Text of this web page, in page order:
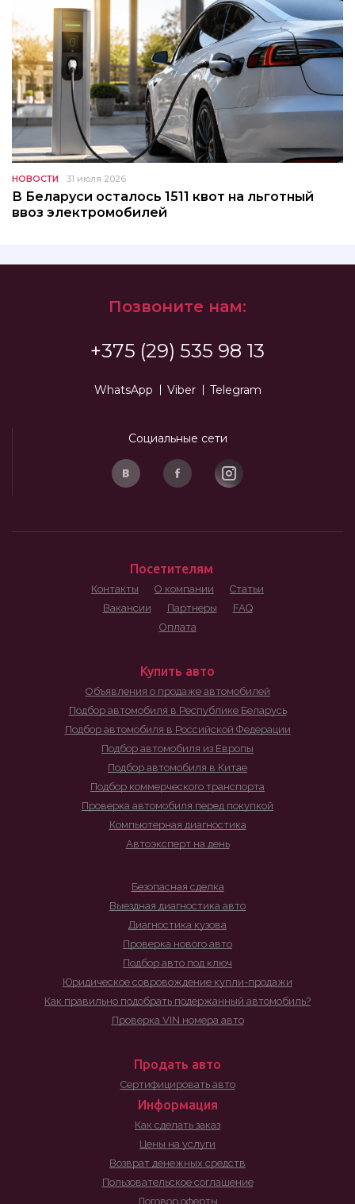
НОВОСТИ 31 июля 2026
В Беларуси осталось 1511 квот на льготный
ввоз электромобилей
Позвоните нам:
+375 (29) 535 98 13
WhatsApp Viber Telegram
Социальные сети
Посетителям
Контакты О компании
Статьи
Вакансии
Партнеры
FAQ
Оплата
Купить авто
Объявления о продаже автомобилей
Подбор автомобиля в Республике Беларусь
Подбор автомобиля в Российской Федерации
Подбор автомобиля из Европы
Подбор автомобиля в Китае
Подбор коммерческого транспорта
Проверка автомобиля перед покупкой
Компьютерная диагностика
Автоэксперт на день
Безопасная сделка
Выездная диагностика авто
Диагностика кузова
Проверка нового авто
Подбор авто под ключ
Юридическое совровождение купли-продажи
Как правильно подобрать подержанный автомобиль?
Проверка VIN номера авто
Продать авто
Сертифицировать авто
Информация
Как сделать заказ
Цены на услуги
Возврат денежных средств
Пользовательское соглашение
Договор оферты